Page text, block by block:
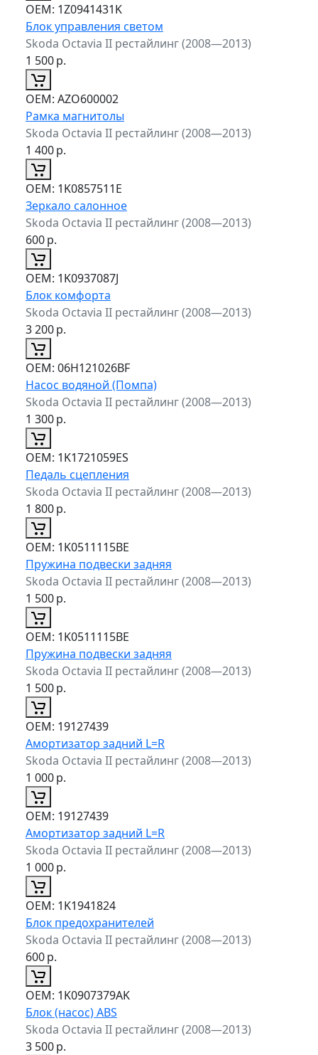
ОЕМ: 1Z0941431K
Блок управления светом
Skoda Octavia II рестайлинг (2008—2013)
1 500р.
ОЕМ: AZO600002
Рамка магнитолы
Skoda Octavia II рестайлинг (2008—2013)
1 400р.
ОЕМ: 1K0857511E
Зеркало салонное
Skoda Octavia II рестайлинг (2008—2013)
600р.
ОЕМ: 1K0937087J
Блок комфорта
Skoda Octavia II рестайлинг (2008—2013)
3 200р.
ОЕМ: 06H121026BF
Насос водяной (Помпа)
Skoda Octavia II рестайлинг (2008—2013)
1 300р.
ОЕМ: 1K1721059ES
Педаль сцепления
Skoda Octavia II рестайлинг (2008—2013)
1 800р.
ОЕМ: 1K0511115BE
Пружина подвески задняя
Skoda Octavia II рестайлинг (2008—2013)
1 500р.
ОЕМ: 1K0511115BE
Пружина подвески задняя
Skoda Octavia II рестайлинг (2008—2013)
1 500р.
ОЕМ: 19127439
Амортизатор задний L=R
Skoda Octavia II рестайлинг (2008—2013)
1 000р.
ОЕМ: 19127439
Амортизатор задний L=R
Skoda Octavia II рестайлинг (2008—2013)
1 000р.
ОЕМ: 1K1941824
Блок предохранителей
Skoda Octavia II рестайлинг (2008—2013)
600р.
ОЕМ: 1K0907379AK
Блок (насос) ABS
Skoda Octavia II рестайлинг (2008—2013)
3 500р.